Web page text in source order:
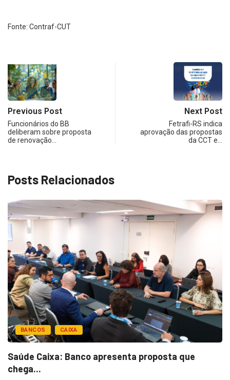
Fonte: Contraf-CUT
Previous Post
Funcionários do BB
deliberam sobre proposta
de renovação…
Next Post
Fetrafi-RS indica
aprovação das propostas
da CCT e…
Posts Relacionados
BANCOS CAIXA
Saúde Caixa: Banco apresenta proposta que
chega...